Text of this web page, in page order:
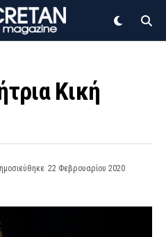
Κική
22 Φεβρουαρίου 2020